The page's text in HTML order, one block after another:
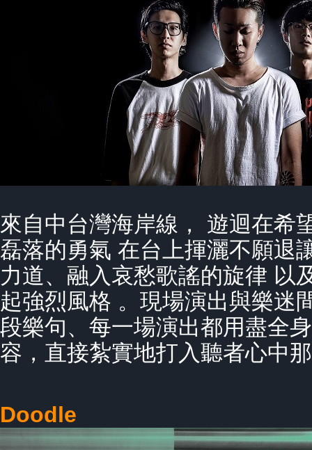
來自中台灣海岸線， 遊迴在希
磊落的勇氣 在台上揮灑不願退
力道、融入哀愁歌謠的旋律 以
起強烈風格 。現場演出與樂迷
段樂句、每一場演出都用盡全
容，直接紮實地打入聽者心中
Doodle